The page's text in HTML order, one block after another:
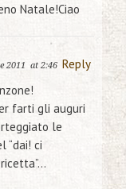
Natale!Ciao
2011 at 2:46 Reply
farti gli auguri
le
“dai! ci